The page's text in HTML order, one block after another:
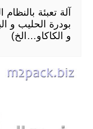
آلة تعبئة
بودرة الحليب و
و الكاكاو…الخ)